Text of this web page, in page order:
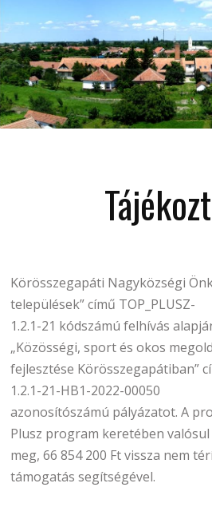
Körösszegapáti Nagyközségi
települések” című TOP_PLUSZ-
1.2.1-21 kódszámú felhívás
„Közösségi, sport és okos
fejlesztése Körösszegapátiban”
1.2.1-21-HB1-2022-00050
azonosítószámú pályázatot. A
Plusz program keretében valósul
meg, 66 854 200 Ft vissza nem
támogatás segítségével.